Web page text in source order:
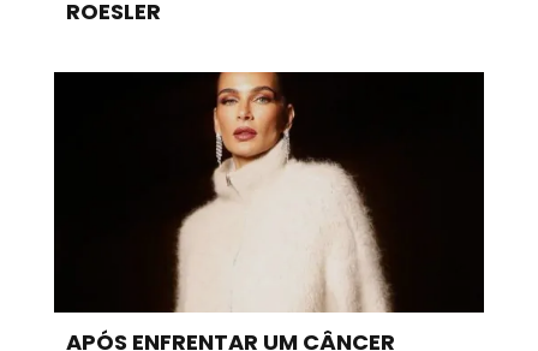
ROESLER
APÓS ENFRENTAR UM CÂNCER